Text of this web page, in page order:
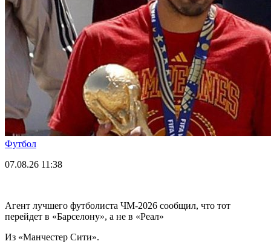
Футбол
07.08.26 11:38
Агент лучшего футболиста ЧМ-2026 cообщил, что тот
перейдет в «Барселону», а не в «Реал»
Из «Манчестер Сити».